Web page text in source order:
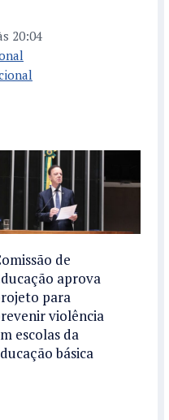
20:04
de
aprova
para
violência
escolas da
básica